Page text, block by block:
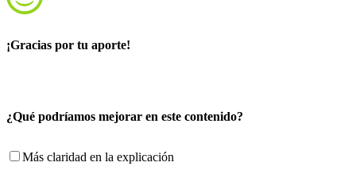
¡Gracias por tu aporte!
¿Qué podríamos mejorar en este contenido?
Más claridad en la explicación